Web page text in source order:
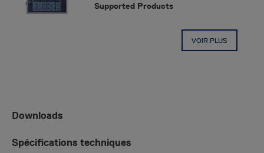
Supported Products
VOIR PLUS
Downloads
Spécifications techniques